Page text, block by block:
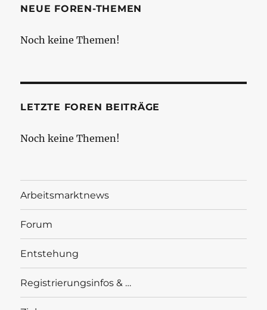
NEUE FOREN-THEMEN
Noch keine Themen!
LETZTE FOREN BEITRÄGE
Noch keine Themen!
Arbeitsmarktnews
Forum
Entstehung
Registrierungsinfos & …